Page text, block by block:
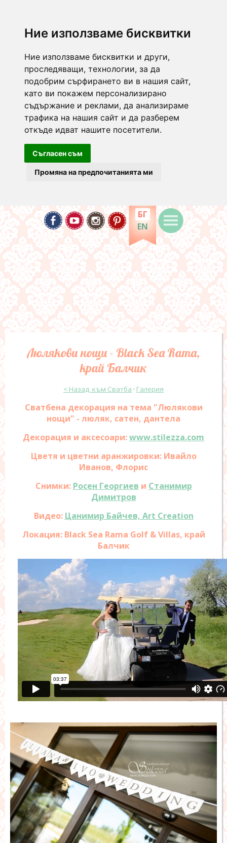
Ние използваме бисквитки
Ние използваме бисквитки и други,
проследяващи, технологии, за да
подобрим сърфирането ви в нашия сайт,
като ви покажем персонализирано
съдържание и реклами, да анализираме
трафика на нашия сайт и да разберем
откъде идват нашите посетители.
Съгласен съм
Промяна на предпочитанията ми
БГ
EN
Люлякови нощи - Black Sea Rama,
край Балчик
< Назад към Сватба · Галерия
Сватбена декорация на тема "Люлякови
нощи" - люляк, сатен, дантела
Декорация и аксесоари:www.stilezza.com
Цветя и цветни аранжировки: Ивайло
Иванов, Флорис
Снимки: Росен Георгиев и Станимир
Димитров
Видео: Цанимир Байчев, Art Creation
Локация: Black Sea Rama Golf & Villas, край
Балчик